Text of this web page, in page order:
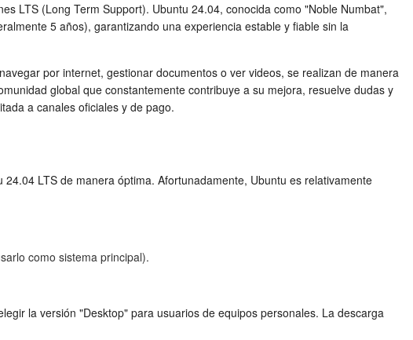
LTS (Long Term Support). Ubuntu 24.04, conocida como "Noble Numbat",
5 años), garantizando una experiencia estable y fiable sin la
por internet, gestionar documentos o ver videos, se realizan de manera
global que constantemente contribuye a su mejora, resuelve dudas y
a canales oficiales y de pago.
LTS de manera óptima. Afortunadamente, Ubuntu es relativamente
como sistema principal).
la versión "Desktop" para usuarios de equipos personales. La descarga